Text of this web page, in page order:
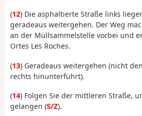
(12) Die asphaltierte Straße links
geradeaus weitergehen. Der Weg
an der Müllsammelstelle vorbei und
Ortes Les Roches.
(13) Geradeaus weitergehen (nicht
rechts hinunterführt).
(14) Folgen Sie der mittleren Straße,
gelangen (S/Z).